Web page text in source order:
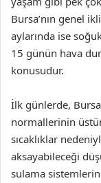
Bursa’nın genel
aylarında ise
15 günün hava
konusudur.
İlk günlerde,
normallerinin
sıcaklıklar
aksayabileceği
sulama